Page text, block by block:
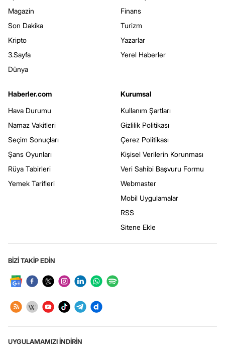
Magazin
Son Dakika
Kripto
3.Sayfa
Dünya
Finans
Turizm
Yazarlar
Yerel Haberler
Haberler.com
Hava Durumu
Namaz Vakitleri
Seçim Sonuçları
Şans Oyunları
Rüya Tabirleri
Yemek Tarifleri
Kurumsal
Kullanım Şartları
Gizlilik Politikası
Çerez Politikası
Kişisel Verilerin Korunması
Veri Sahibi Başvuru Formu
Webmaster
Mobil Uygulamalar
RSS
Sitene Ekle
BİZİ TAKİP EDİN
UYGULAMAMIZI İNDİRİN